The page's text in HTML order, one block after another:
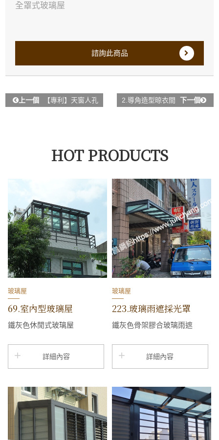
全罩式玻璃屋
諮詢此商品
上一個 【專利】天窗人孔 2.導角造型晾衣間 下一個
HOT PRODUCTS
玻璃屋
69.室內型玻璃屋
鐵灰色休閒式玻璃屋
詳細內容
玻璃屋
223.玻璃雨遮採光罩
鐵灰色骨架膠合玻璃雨遮
詳細內容